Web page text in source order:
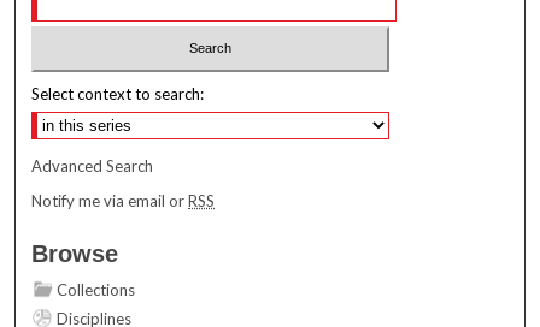
Select context to search:
Advanced Search
Notify me via email orRSS
Browse
Collections
Disciplines